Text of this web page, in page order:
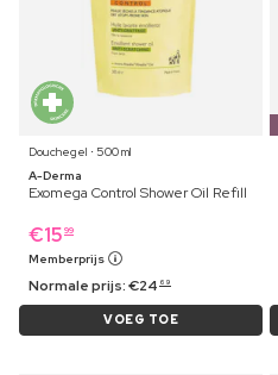
Douchegel ⋅ 500 ml
A-Derma
Exomega Control Shower Oil Refill
€15 99
Memberprijs
Normale prijs:€24 69
VOEG TOE